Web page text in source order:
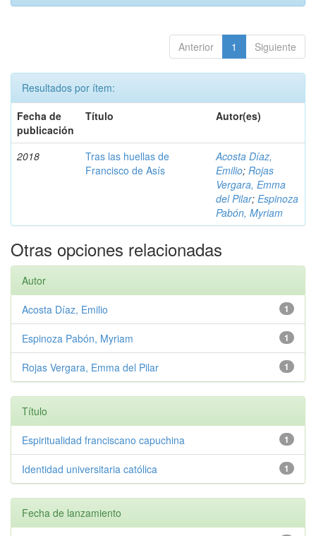
Anterior 1 Siguiente
Resultados por ítem:
Fecha de
publicación
Título Autor(es)
2018
Tras las huellas de
Francisco de Asís
Acosta Díaz,
Emilio; Rojas
Vergara, Emma
del Pilar; Espinoza
Pabón, Myriam
Otras opciones relacionadas
Autor
1
Acosta Díaz, Emilio
1
Espinoza Pabón, Myriam
1
Rojas Vergara, Emma del Pilar
Título
1
Espiritualidad franciscano capuchina
1
Identidad universitaria católica
Fecha de lanzamiento